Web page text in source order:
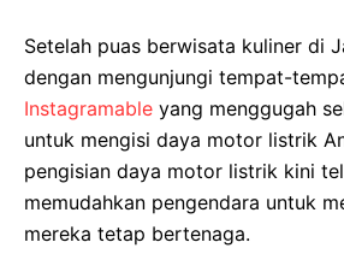
Setelah puas berwisata kuliner di
dengan mengunjungi tempat-
Instagramable yang menggugah
untuk mengisi daya motor listrik
pengisian daya motor listrik kini
memudahkan pengendara untuk
mereka tetap bertenaga.